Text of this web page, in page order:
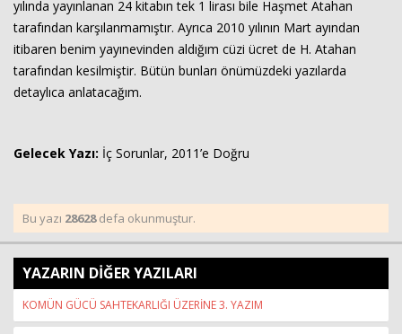
yılında yayınlanan 24 kitabın tek 1 lirası bile Haşmet Atahan
tarafından karşılanmamıştır. Ayrıca 2010 yılının Mart ayından
itibaren benim yayınevinden aldığım cüzi ücret de H. Atahan
tarafından kesilmiştir. Bütün bunları önümüzdeki yazılarda
detaylıca anlatacağım.
Gelecek Yazı: İç Sorunlar, 2011’e Doğru
Bu yazı 28628defa okunmuştur.
YAZARIN DİĞER YAZILARI
KOMÜN GÜCÜ SAHTEKARLIĞI ÜZERİNE 3. YAZIM